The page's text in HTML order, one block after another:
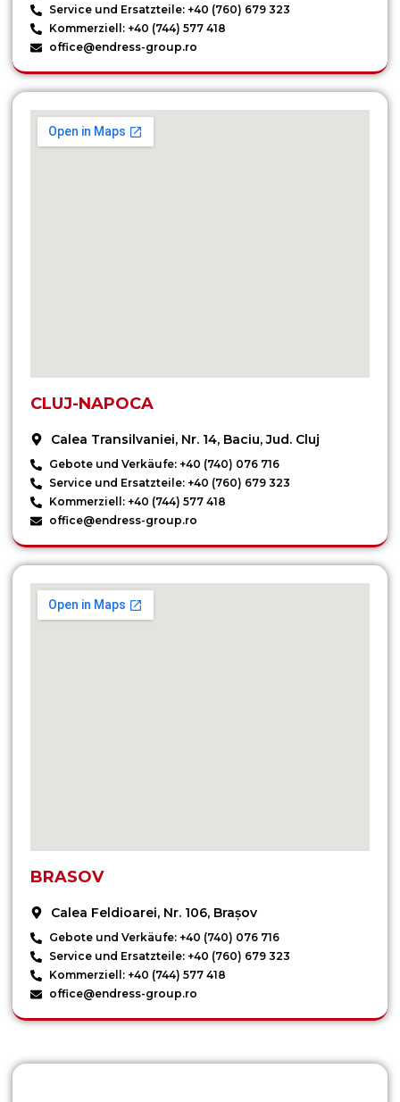
Service und Ersatzteile: +40 (760) 679 323
Kommerziell: +40 (744) 577 418
office@endress-group.ro
CLUJ-NAPOCA
Calea Transilvaniei, Nr. 14, Baciu, Jud. Cluj
Gebote und Verkäufe: +40 (740) 076 716
Service und Ersatzteile: +40 (760) 679 323
Kommerziell: +40 (744) 577 418
office@endress-group.ro
BRASOV
Calea Feldioarei, Nr. 106, Brașov
Gebote und Verkäufe: +40 (740) 076 716
Service und Ersatzteile: +40 (760) 679 323
Kommerziell: +40 (744) 577 418
office@endress-group.ro